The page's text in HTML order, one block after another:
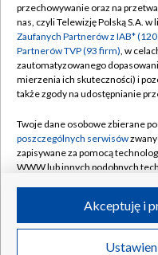
Abonament TVP
Emisja w TVP
Centrum informacji
Naziemna Telewizja
Rada Programowa
System NOS
Informacje o nadawcy
Program dla prasy
©2026
przechowywanie oraz na
nas, czyli Telewizję Polską S.A.
Zaufanych Partnerów z IAB*
Partnerów TVP (93 firm), w
zautomatyzowanego
mierzenia ich skuteczności) i
także zgody na udostępnianie
Twoje dane osobowe zbierane
poszczególnych serwisów
zapisywane za pomocą
WWW lub innych podobnych
ruchu w Internecie.
Twoje dane osobowe zbierane
Akceptuję i